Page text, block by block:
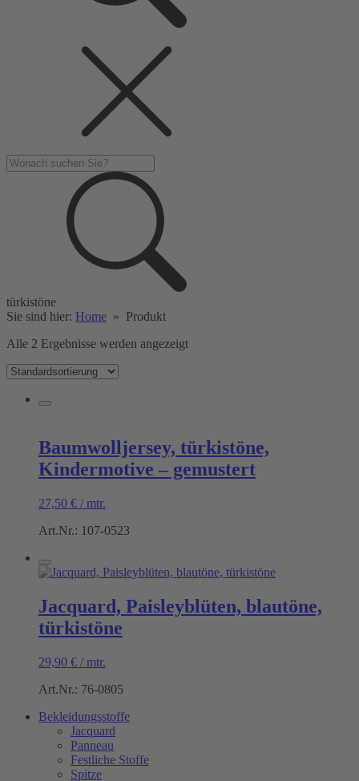
türkistöne
Sie sind hier: Home » Produkt
Alle 2 Ergebnisse werden angezeigt
Baumwolljersey, türkistöne,
Kindermotive – gemustert
27,50 € / mtr.
Art.Nr.: 107-0523
Jacquard, Paisleyblüten, blautöne,
türkistöne
29,90 € / mtr.
Art.Nr.: 76-0805
Bekleidungsstoffe
Jacquard
Panneau
Festliche Stoffe
Spitze